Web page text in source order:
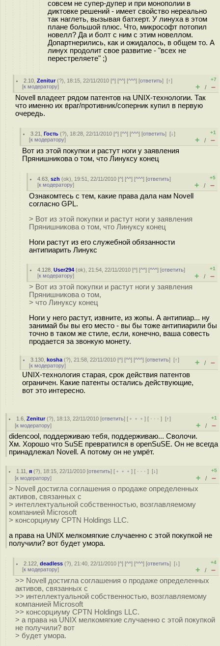
совсем не супер-дупер и при монополии в
диктовке решений - имеет свойство нереально
так наглеть, вызывая батхерт. У линуха в этом
плане большой плюс. Что, микрософт потопил
новелл? Да и болт с ним с этим новеллом.
Допартнерились, как и ожидалось, в общем то. А
линух продолит свое развитие - "всех не
перестреляете" ;)
2.10 ,Zenitur(?), 18:15, 22/11/2010 [^] [^^] [^^^] [ответить][↑]
[к модератору]
+7
+ / –
Novell владеет рядом патентов на UNIX-технологии. Так
что именно их враг/противник/соперник купил в первую
очередь.
3.21 ,Гость (?), 18:28, 22/11/2010 [^] [^^] [^^^] [ответить][↓]
[к модератору]
+1
+ / –
Вот из этой покупки и растут ноги у заявления
Прянишникова о том, что Линуксу конец
4.63 ,szh (ok), 19:51, 22/11/2010 [^] [^^] [^^^] [ответить]
[к модератору]
+5
+ / –
Ознакомтесь с тем, какие права дала нам Novell
согласно GPL.
> Вот из этой покупки и растут ноги у заявления
Прянишникова о том, что Линуксу конец
Ноги растут из его служебной обязанности
антипиарить Линукс
4.128 ,User294 (ok), 21:54, 22/11/2010 [^] [^^] [^^^] [ответить]
[к модератору]
+1
+ / –
> Вот из этой покупки и растут ноги у заявления
Прянишникова о том,
> что Линуксу конец
Ноги у него растут, извните, из жопы. А антипиар... ну
занимай бы вы его место - вы бы тоже антипиарили бы
точно в таком же стиле, если, конечно, ваша совесть
продается за звонкую монету.
3.130 ,kosha (?), 21:58, 22/11/2010 [^] [^^] [^^^] [ответить][↑]
[к модератору] + / –
UNIX-технология старая, срок действия патентов
ограничен. Какие патенты остались действующие,
вот это интересно.
1.6 ,Zenitur(?), 18:13, 22/11/2010 [ответить] [ ﹢﹢﹢] [ · · ·][↑]
[к модератору]
+1
+ / –
didencool, поддерживаю тебя, поддерживаю... Сволочи.
Хм. Хорошо что SuSE превратился в openSuSE. Он не всегда
принадлежал Novell. А потому он не умрёт.
1.11 ,я (?), 18:15, 22/11/2010 [ответить] [ ﹢﹢﹢] [ · · ·][↓]
[к модератору]
+5
+ / –
> Novell достигла соглашения о продаже определенных
активов, связанных с
> интеллектуальной собственностью, возглавляемому
компанией Microsoft
> консорциуму CPTN Holdings LLC.
а права на UNIX мелкомягкие случаенно с этой покупкой не
получили? вот будет умора.
2.122 ,deadless (?), 21:40, 22/11/2010 [^] [^^] [^^^] [ответить][↓]
[к модератору]
+4
+ / –
>> Novell достигла соглашения о продаже определенных
активов, связанных с
>> интеллектуальной собственностью, возглавляемому
компанией Microsoft
>> консорциуму CPTN Holdings LLC.
> а права на UNIX мелкомягкие случаенно с этой покупкой
не получили? вот
> будет умора.